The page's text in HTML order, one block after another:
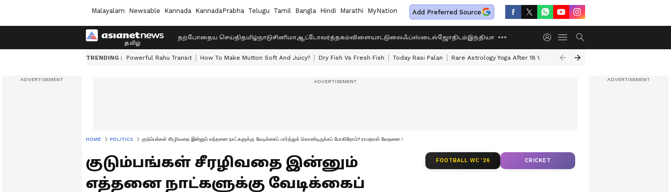
Malayalam Newsable Kannada KannadaPrabha Telugu Tamil Bangla Hindi Marathi MyNation Add Preferred Source
தற்போதைய செய்திதமிழ்நாடுசினிமாஆட்டோவர்த்தகம்விளையாட்டுலைஃப்ஸ்டைல்ஜோதிடம்இந்தியா
TRENDING : Powerful Rahu Transit How To Make Mutton Soft And Juicy? Dry Fish Vs Fresh Fish Today Rasi Palan Rare Astrology Yoga After 18 Years Dwi Pushkar Yoga 2026
HOME POLITICS குடும்பங்கள் சீரழிவதை இன்னும் எத்தனை நாட்களுக்கு வேடிக்கைப் பார்த்துக் கொண்டிருக்கப் போகிறோம்? ராமதாஸ் வேதனை.!
குடும்பங்கள் சீரழிவதை இன்னும்
எத்தனை நாட்களுக்கு வேடிக்கைப்
FOOTBALL WC '26 CRICKET